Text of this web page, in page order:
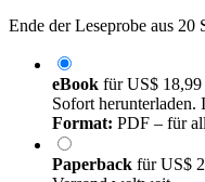
Ende der Leseprobe aus 20
eBook fürUS$ 18,99
Sofort
Format: PDF – für
Paperback fürUS$